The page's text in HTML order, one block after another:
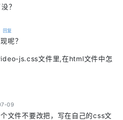
？
回复
呢？
js.css文件里,在html文件中怎
09
文件不要改把，写在自己的css文